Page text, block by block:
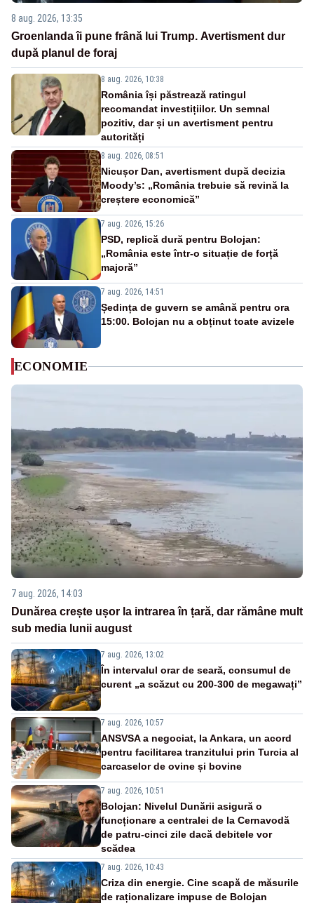
8 aug. 2026, 13:35
Groenlanda îi pune frână lui Trump. Avertisment dur
după planul de foraj
8 aug. 2026, 10:38
România își păstrează ratingul
recomandat investițiilor. Un semnal
pozitiv, dar și un avertisment pentru
autorități
8 aug. 2026, 08:51
Nicușor Dan, avertisment după decizia
Moody’s: „România trebuie să revină la
creștere economică”
7 aug. 2026, 15:26
PSD, replică dură pentru Bolojan:
„România este într-o situație de forță
majoră”
7 aug. 2026, 14:51
Ședința de guvern se amână pentru ora
15:00. Bolojan nu a obținut toate avizele
ECONOMIE
7 aug. 2026, 14:03
Dunărea crește ușor la intrarea în țară, dar rămâne mult
sub media lunii august
7 aug. 2026, 13:02
În intervalul orar de seară, consumul de
curent „a scăzut cu 200-300 de megawați”
7 aug. 2026, 10:57
ANSVSA a negociat, la Ankara, un acord
pentru facilitarea tranzitului prin Turcia al
carcaselor de ovine și bovine
7 aug. 2026, 10:51
Bolojan: Nivelul Dunării asigură o
funcționare a centralei de la Cernavodă
de patru-cinci zile dacă debitele vor
scădea
7 aug. 2026, 10:43
Criza din energie. Cine scapă de măsurile
de raționalizare impuse de Bolojan